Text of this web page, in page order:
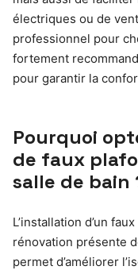
électriques ou de
professionnel pour
fortement
pour garantir la
Pourquoi
de faux
salle de bain
L’installation d’un
rénovation présente
permet d’améliorer